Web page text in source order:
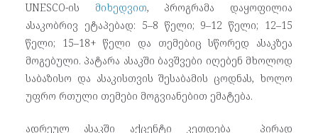
UNESCO-ის მიხედვით, პროგრამა დაყოფილია
ასაკობრივ ეტაპებად: 5–8 წელი; 9–12 წელი; 12–15
წელი; 15–18+ წელი და თემებიც სწორედ ასაკზეა
მოგებული. პატარა ასაკში ბავშვები იღებენ მხოლოდ
საბაზისო და ასაკისთვის შესაბამის ცოდნას, ხოლო
უფრო რთული თემები მოგვიანებით ემატება.
ადრეულ ასაკში აქცენტი კეთდება პირად